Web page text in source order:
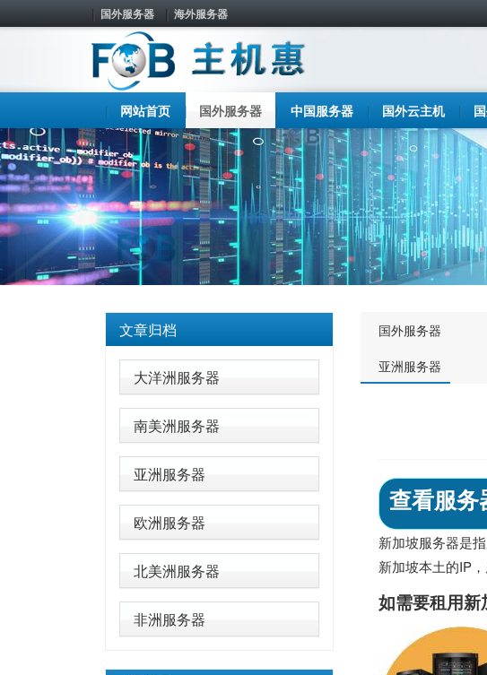
国外服务器 海外服务器
网站首页 国外服务器 中国服务器 国外云主机
文章归档
大洋洲服务器
南美洲服务器
亚洲服务器
欧洲服务器
北美洲服务器
非洲服务器
国外服务器
亚洲服务器
查看服
新加坡服务器是
新加坡本土的IP
如需要租用新